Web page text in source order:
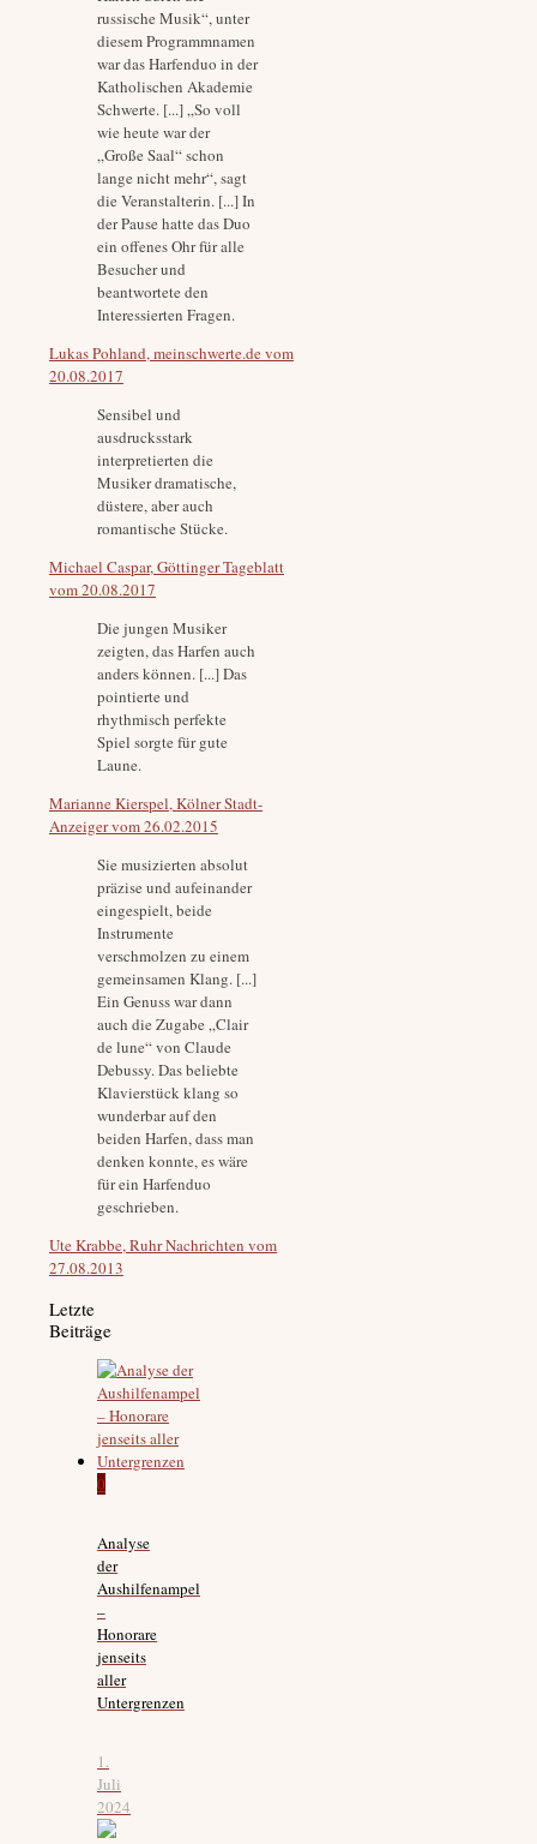
russische Musik“, unter
diesem Programmnamen
war das Harfenduo in der
Katholischen Akademie
Schwerte. [...] „So voll
wie heute war der
„Große Saal“ schon
lange nicht mehr“, sagt
die Veranstalterin. [...] In
der Pause hatte das Duo
ein offenes Ohr für alle
Besucher und
beantwortete den
Interessierten Fragen.
Lukas Pohland, meinschwerte.de vom
20.08.2017
Sensibel und
ausdrucksstark
interpretierten die
Musiker dramatische,
düstere, aber auch
romantische Stücke.
Michael Caspar, Göttinger Tageblatt
vom 20.08.2017
Die jungen Musiker
zeigten, das Harfen auch
anders können. [...] Das
pointierte und
rhythmisch perfekte
Spiel sorgte für gute
Laune.
Marianne Kierspel, Kölner Stadt-
Anzeiger vom 26.02.2015
Sie musizierten absolut
präzise und aufeinander
eingespielt, beide
Instrumente
verschmolzen zu einem
gemeinsamen Klang. [...]
Ein Genuss war dann
auch die Zugabe „Clair
de lune“ von Claude
Debussy. Das beliebte
Klavierstück klang so
wunderbar auf den
beiden Harfen, dass man
denken konnte, es wäre
für ein Harfenduo
geschrieben.
Ute Krabbe, Ruhr Nachrichten vom
27.08.2013
Letzte
Beiträge
0
Analyse
der
Aushilfenampel
–
Honorare
jenseits
aller
Untergrenzen
1.
Juli
2024